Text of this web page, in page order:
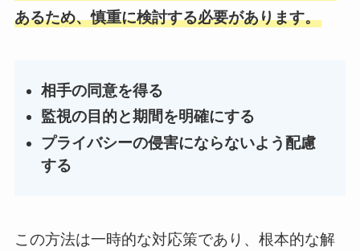
あるため、慎重に検討する必要があります。
相手の同意を得る
監視の目的と期間を明確にする
プライバシーの侵害にならないよう配慮
する
この方法は一時的な対応策であり、根本的な解